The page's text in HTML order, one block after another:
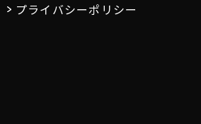
プライバシーポリシー